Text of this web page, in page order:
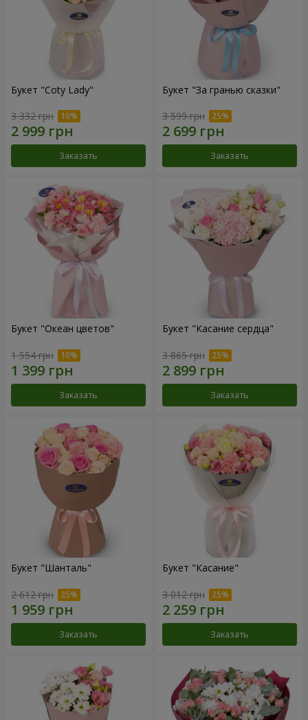
Букет "Coty Lady"
3 332 грн
Заказать
Букет "За гранью сказки"
3 599 грн
Заказать
Букет "Океан цветов"
1 554 грн
Заказать
Букет "Касание сердца"
3 865 грн
Заказать
Букет "Шанталь"
2 612 грн
Заказать
Букет "Касание"
3 012 грн
Заказать